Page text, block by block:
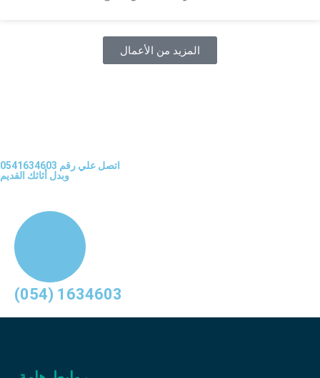
المزيد من الأعمال
اتصل علي رقم 0541634603
وبدل أثاثك القديم
(054) 1634603